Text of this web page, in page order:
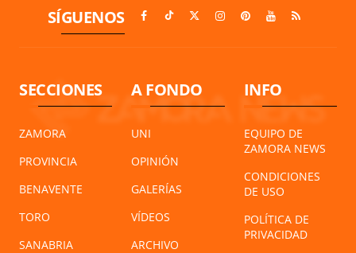
SÍGUENOS
SECCIONES
ZAMORA
PROVINCIA
BENAVENTE
TORO
SANABRIA
A FONDO
UNI
OPINIÓN
GALERÍAS
VÍDEOS
ARCHIVO
INFO
EQUIPO DE
ZAMORA NEWS
CONDICIONES
DE USO
POLÍTICA DE
PRIVACIDAD